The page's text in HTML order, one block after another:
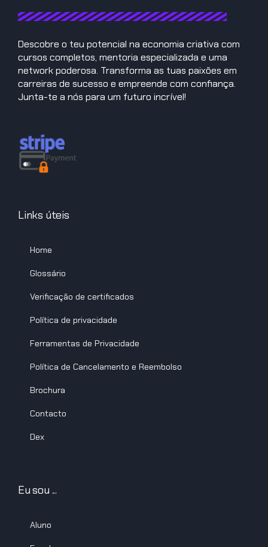
Descobre o teu potencial na economia criativa com
cursos completos, mentoria especializada e uma
network poderosa. Transforma as tuas paixões em
carreiras de sucesso e empreende com confiança.
Junta-te a nós para um futuro incrível!
Links úteis
Home
Glossário
Verificação de certificados
Política de privacidade
Ferramentas de Privacidade
Política de Cancelamento e Reembolso
Brochura
Contacto
Dex
Eu sou ...
Aluno